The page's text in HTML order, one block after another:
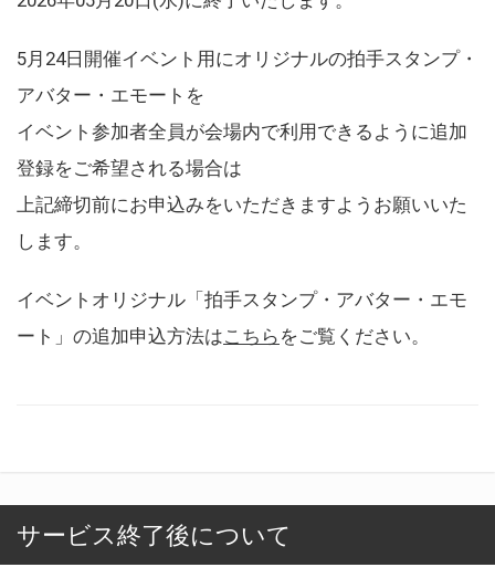
5月24日開催イベント用にオリジナルの拍手スタンプ・
アバター・エモートを
イベント参加者全員が会場内で利用できるように追加
登録をご希望される場合は
上記締切前にお申込みをいただきますようお願いいた
します。
イベントオリジナル「拍手スタンプ・アバター・エモ
ート」の追加申込方法はこちら をご覧ください。
サービス終了後について